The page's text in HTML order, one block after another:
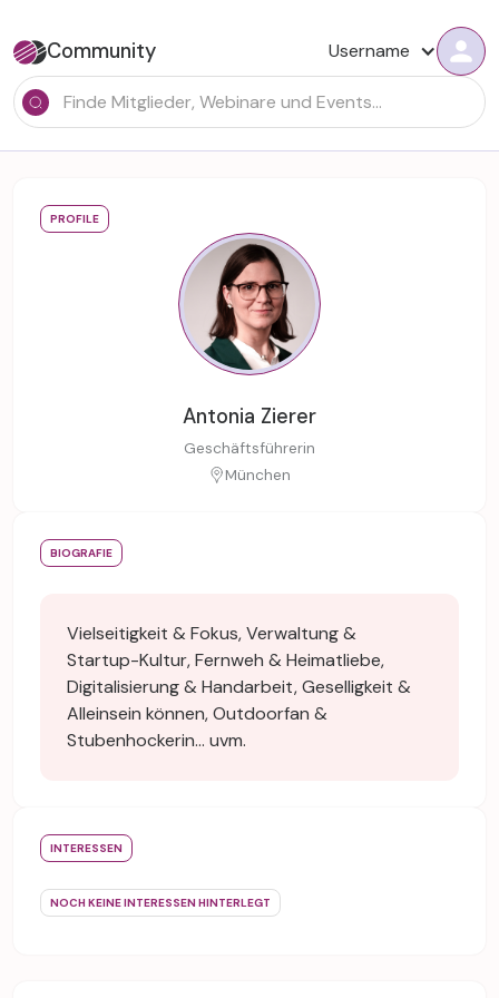
Community Username
PROFILE
Antonia Zierer
Geschäftsführerin
München
BIOGRAFIE
Vielseitigkeit & Fokus, Verwaltung &
Startup-Kultur, Fernweh & Heimatliebe,
Digitalisierung & Handarbeit, Geselligkeit &
Alleinsein können, Outdoorfan &
Stubenhockerin... uvm.
INTERESSEN
NOCH KEINE INTERESSEN HINTERLEGT